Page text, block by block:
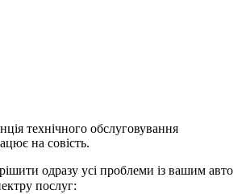
технічного обслуговування
на совість.
одразу усі проблеми із вашим авто
послуг: ⠀